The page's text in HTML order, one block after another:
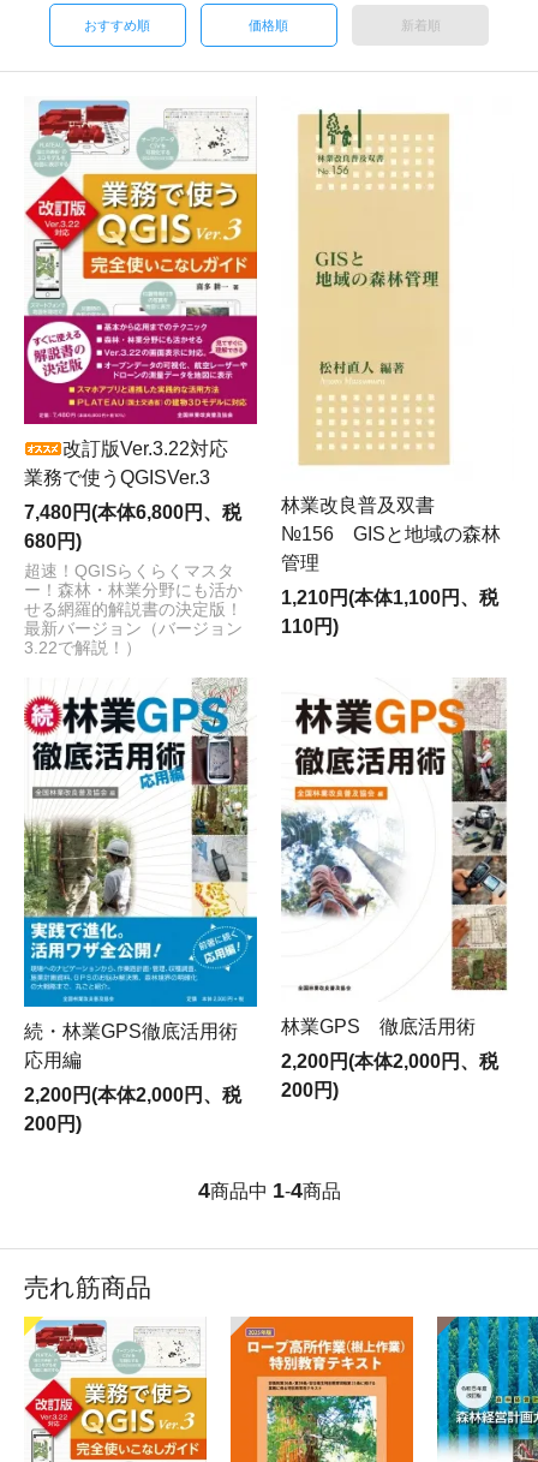
おすすめ順 価格順 新着順
改訂版Ver.3.22対応
業務で使うQGISVer.3
7,480円(本体6,800円、税
680円)
超速！QGISらくらくマスタ
ー！森林・林業分野にも活か
せる網羅的解説書の決定版！
最新バージョン（バージョン
3.22で解説！）
林業改良普及双書
№156 GISと地域の森林
管理
1,210円(本体1,100円、税
110円)
続・林業GPS徹底活用術
応用編
2,200円(本体2,000円、税
200円)
林業GPS 徹底活用術
2,200円(本体2,000円、税
200円)
4商品中 1-4商品
売れ筋商品